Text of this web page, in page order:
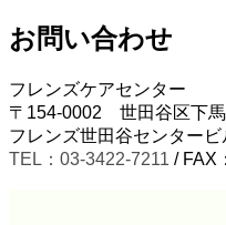
お問い合わせ
フレンズケアセンター
〒154-0002 世田谷区下
フレンズ世田谷センタービ
TEL：03-3422-7211 / FAX